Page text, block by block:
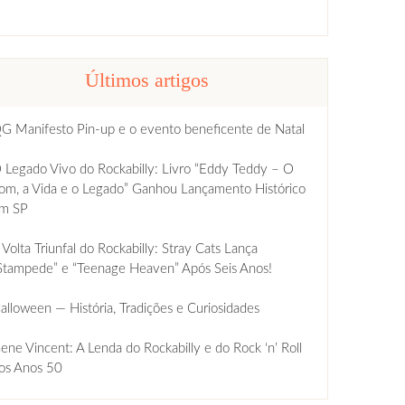
Últimos artigos
Manifesto Pin-up e o evento beneficente de Natal
Legado Vivo do Rockabilly: Livro “Eddy Teddy – O
a Vida e o Legado” Ganhou Lançamento Histórico
SP
Volta Triunfal do Rockabilly: Stray Cats Lança
e “Teenage Heaven” Após Seis Anos!
— História, Tradições e Curiosidades
Vincent: A Lenda do Rockabilly e do Rock ‘n’ Roll
Anos 50